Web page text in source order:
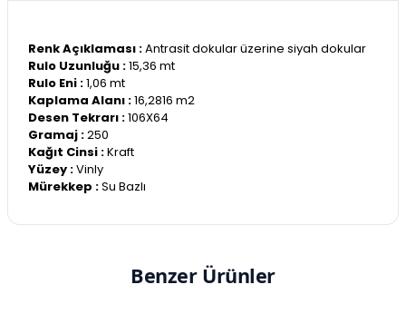
Renk Açıklaması :Antrasit dokular üzerine siyah dokular
Rulo Uzunluğu :15,36 mt
Rulo Eni :1,06 mt
Kaplama Alanı :16,2816 m2
Desen Tekrarı :106X64
Gramaj :250
Kağıt Cinsi :Kraft
Yüzey :Vinly
Mürekkep :Su Bazlı
Benzer Ürünler